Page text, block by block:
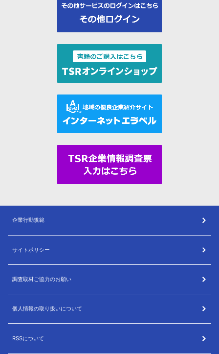
企業行動規範
サイトポリシー
調査取材ご協力のお願い
個人情報の取り扱いについて
RSSについて